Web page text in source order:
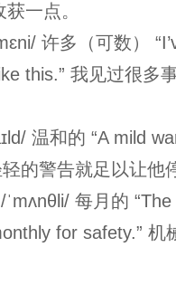
一点。
许多（可数）
this.” 我见过很多
温和的 “A mild
的警告就足以让他
每月的
for safety.” 机